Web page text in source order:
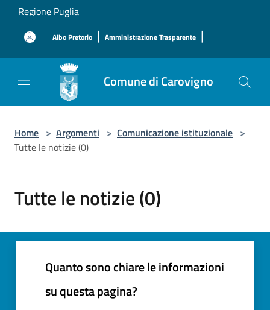
Salta al contenuto principale
Regione Puglia
Albo Pretorio | Amministrazione Trasparente |
Comune di Carovigno
Home > Argomenti > Comunicazione istituzionale >
Tutte le notizie (0)
Tutte le notizie (0)
Quanto sono chiare le informazioni
su questa pagina?